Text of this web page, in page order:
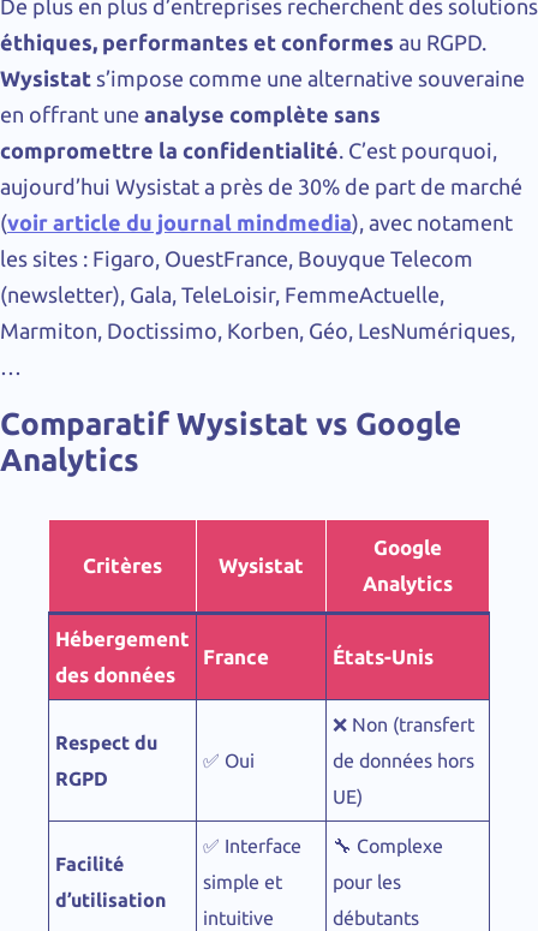
De plus en plus d’entreprises recherchent des solutions
éthiques, performantes et conformes au RGPD.
Wysistat s’impose comme une alternative souveraine
en offrant une analyse complète sans
compromettre la confidentialité. C’est pourquoi,
aujourd’hui Wysistat a près de 30% de part de marché
(voir article du journal mindmedia), avec notament
les sites : Figaro, OuestFrance, Bouyque Telecom
(newsletter), Gala, TeleLoisir, FemmeActuelle,
Marmiton, Doctissimo, Korben, Géo, LesNumériques,
…
Comparatif Wysistat vs Google
Analytics
Critères Wysistat
Google
Analytics
Hébergement
des données
France États-Unis
Respect du
RGPD
✅ Oui
❌ Non (transfert
de données hors
UE)
Facilité
d’utilisation
✅ Interface
simple et
intuitive
🔧 Complexe
pour les
débutants